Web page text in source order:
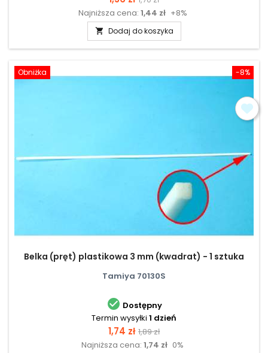
podstawowa
Najniższa cena: 1,44 zł +8%
 Dodaj do koszyka
-8%
Obniżka
Belka (pręt) plastikowa 3 mm (kwadrat) - 1 sztuka
Tamiya 70130S
 Dostępny
Termin wysyłki 1 dzień
Cena
1,74 zł Cena
podstawowa
1,89 zł
Najniższa cena: 1,74 zł 0%